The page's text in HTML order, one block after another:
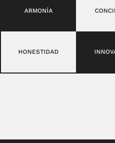
ARMONÍA
HONESTIDAD